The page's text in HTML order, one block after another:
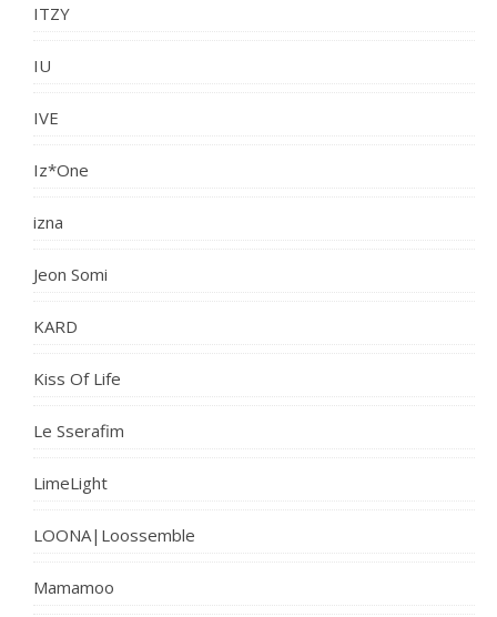
ITZY
IU
IVE
Iz*One
izna
Jeon Somi
KARD
Kiss Of Life
Le Sserafim
LimeLight
LOONA|Loossemble
Mamamoo